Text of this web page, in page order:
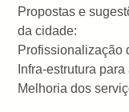
Propostas e
da cidade:
Profissionalização
Infra-estrutura
Melhoria dos